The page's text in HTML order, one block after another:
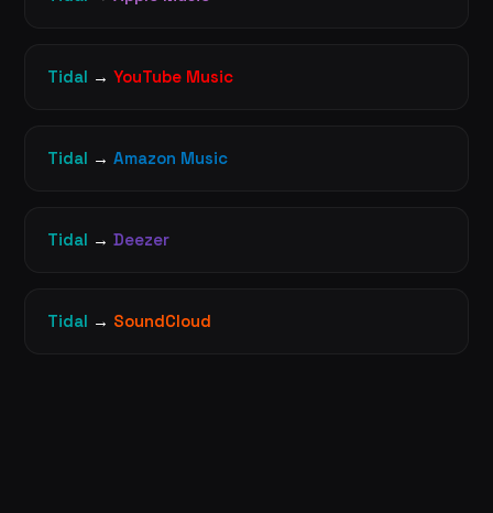
Tidal → YouTube Music
Tidal → Amazon Music
Tidal → Deezer
Tidal → SoundCloud